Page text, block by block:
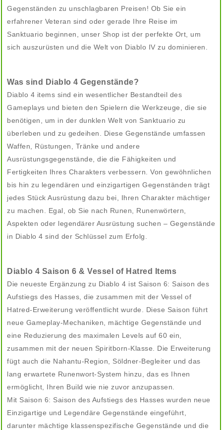
Gegenständen zu unschlagbaren Preisen! Ob Sie ein
erfahrener Veteran sind oder gerade Ihre Reise im
Sanktuario beginnen, unser Shop ist der perfekte Ort, um
sich auszurüsten und die Welt von Diablo IV zu dominieren.
Was sind Diablo 4 Gegenstände?
Diablo 4 items sind ein wesentlicher Bestandteil des
Gameplays und bieten den Spielern die Werkzeuge, die sie
benötigen, um in der dunklen Welt von Sanktuario zu
überleben und zu gedeihen. Diese Gegenstände umfassen
Waffen, Rüstungen, Tränke und andere
Ausrüstungsgegenstände, die die Fähigkeiten und
Fertigkeiten Ihres Charakters verbessern. Von gewöhnlichen
bis hin zu legendären und einzigartigen Gegenständen trägt
jedes Stück Ausrüstung dazu bei, Ihren Charakter mächtiger
zu machen. Egal, ob Sie nach Runen, Runenwörtern,
Aspekten oder legendärer Ausrüstung suchen – Gegenstände
in Diablo 4 sind der Schlüssel zum Erfolg.
Diablo 4 Saison 6 & Vessel of Hatred Items
Die neueste Ergänzung zu Diablo 4 ist Saison 6: Saison des
Aufstiegs des Hasses, die zusammen mit der Vessel of
Hatred-Erweiterung veröffentlicht wurde. Diese Saison führt
neue Gameplay-Mechaniken, mächtige Gegenstände und
eine Reduzierung des maximalen Levels auf 60 ein,
zusammen mit der neuen Spiritborn-Klasse. Die Erweiterung
fügt auch die Nahantu-Region, Söldner-Begleiter und das
lang erwartete Runenwort-System hinzu, das es Ihnen
ermöglicht, Ihren Build wie nie zuvor anzupassen.
Mit Saison 6: Saison des Aufstiegs des Hasses wurden neue
Einzigartige und Legendäre Gegenstände eingeführt,
darunter mächtige klassenspezifische Gegenstände und die